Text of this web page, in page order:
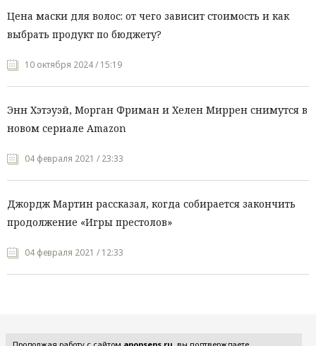
Цена маски для волос: от чего зависит стоимость и как
выбрать продукт по бюджету?
10 октября 2024 / 15:19
Энн Хэтэуэй, Морган Фриман и Хелен Миррен снимутся в
новом сериале Amazon
04 февраля 2021 / 23:33
Джордж Мартин рассказал, когда собирается закончить
продолжение «Игры престолов»
04 февраля 2021 / 12:33